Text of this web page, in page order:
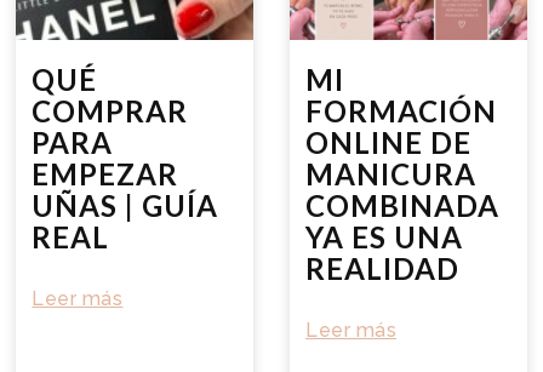
QUÉ
COMPRAR
PARA
EMPEZAR
UÑAS | GUÍA
REAL
Leer más
MI
FORMACIÓN
ONLINE DE
MANICURA
COMBINADA
YA ES UNA
REALIDAD
Leer más